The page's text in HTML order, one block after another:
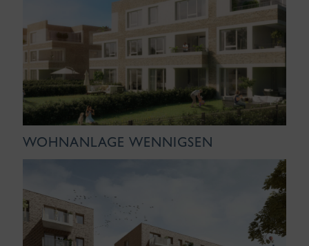
WOHNANLAGE WENNIGSEN